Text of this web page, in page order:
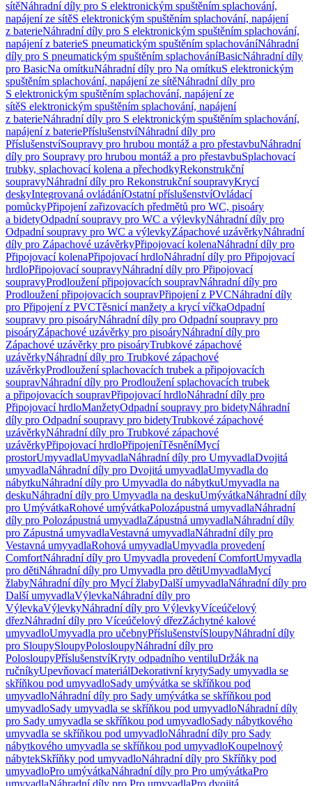
sítěNáhradní díly pro S elektronickým spuštěním splachování,
napájení ze sítěS elektronickým spuštěním splachování, napájení
z baterieNáhradní díly pro S elektronickým spuštěním splachování,
napájení z baterieS pneumatickým spuštěním splachováníNáhradní
díly pro S pneumatickým spuštěním splachováníBasicNáhradní díly
pro BasicNa omítkuNáhradní díly pro Na omítkuS elektronickým
spuštěním splachování, napájení ze sítěNáhradní díly pro
S elektronickým spuštěním splachování, napájení ze
sítěS elektronickým spuštěním splachování, napájení
z baterieNáhradní díly pro S elektronickým spuštěním splachování,
napájení z bateriePříslušenstvíNáhradní díly pro
PříslušenstvíSoupravy pro hrubou montáž a pro přestavbuNáhradní
díly pro Soupravy pro hrubou montáž a pro přestavbuSplachovací
trubky, splachovací kolena a přechodkyRekonstrukční
soupravyNáhradní díly pro Rekonstrukční soupravyKrycí
deskyIntegrovaná ovládáníOstatní příslušenstvíOvládací
pomůckyPřipojení zařizovacích předmětů pro WC, pisoáry
a bidetyOdpadní soupravy pro WC a výlevkyNáhradní díly pro
Odpadní soupravy pro WC a výlevkyZápachové uzávěrkyNáhradní
díly pro Zápachové uzávěrkyPřipojovací kolenaNáhradní díly pro
Připojovací kolenaPřipojovací hrdloNáhradní díly pro Připojovací
hrdloPřipojovací soupravyNáhradní díly pro Připojovací
soupravyProdloužení připojovacích soupravNáhradní díly pro
Prodloužení připojovacích soupravPřipojení z PVCNáhradní díly
pro Připojení z PVCTěsnicí manžety a krycí víčkaOdpadní
soupravy pro pisoáryNáhradní díly pro Odpadní soupravy pro
pisoáryZápachové uzávěrky pro pisoáryNáhradní díly pro
Zápachové uzávěrky pro pisoáryTrubkové zápachové
uzávěrkyNáhradní díly pro Trubkové zápachové
uzávěrkyProdloužení splachovacích trubek a připojovacích
soupravNáhradní díly pro Prodloužení splachovacích trubek
a připojovacích soupravPřipojovací hrdloNáhradní díly pro
Připojovací hrdloManžetyOdpadní soupravy pro bidetyNáhradní
díly pro Odpadní soupravy pro bidetyTrubkové zápachové
uzávěrkyNáhradní díly pro Trubkové zápachové
uzávěrkyPřipojovací hrdloPřipojeníTěsněníMycí
prostorUmyvadlaUmyvadlaNáhradní díly pro UmyvadlaDvojitá
umyvadlaNáhradní díly pro Dvojitá umyvadlaUmyvadla do
nábytkuNáhradní díly pro Umyvadla do nábytkuUmyvadla na
deskuNáhradní díly pro Umyvadla na deskuUmývátkaNáhradní díly
pro UmývátkaRohové umývátkaPolozápustná umyvadlaNáhradní
díly pro Polozápustná umyvadlaZápustná umyvadlaNáhradní díly
pro Zápustná umyvadlaVestavná umyvadlaNáhradní díly pro
Vestavná umyvadlaRohová umyvadlaUmyvadla provedení
ComfortNáhradní díly pro Umyvadla provedení ComfortUmyvadla
pro dětiNáhradní díly pro Umyvadla pro dětiUmyvadlaMycí
žlabyNáhradní díly pro Mycí žlabyDalší umyvadlaNáhradní díly pro
Další umyvadlaVýlevkaNáhradní díly pro
VýlevkaVýlevkyNáhradní díly pro VýlevkyVíceúčelový
dřezNáhradní díly pro Víceúčelový dřezZáchytné kalové
umyvadloUmyvadla pro učebnyPříslušenstvíSloupyNáhradní díly
pro SloupySloupyPolosloupyNáhradní díly pro
PolosloupyPříslušenstvíKryty odpadního ventiluDržák na
ručníkyUpevňovací materiálDekorativní krytySady umyvadla se
skříňkou pod umyvadloSady umývátka se skříňkou pod
umyvadloNáhradní díly pro Sady umývátka se skříňkou pod
umyvadloSady umyvadla se skříňkou pod umyvadloNáhradní díly
pro Sady umyvadla se skříňkou pod umyvadloSady nábytkového
umyvadla se skříňkou pod umyvadloNáhradní díly pro Sady
nábytkového umyvadla se skříňkou pod umyvadloKoupelnový
nábytekSkříňky pod umyvadloNáhradní díly pro Skříňky pod
umyvadloPro umývátkaNáhradní díly pro Pro umývátkaPro
umyvadlaNáhradní díly pro Pro umyvadlaPro dvojitá